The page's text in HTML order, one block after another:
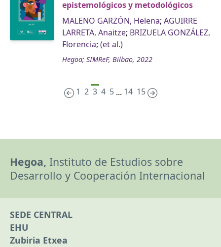
epistemológicos y metodológicos
MALENO GARZÓN, Helena; AGUIRRE
LARRETA, Anaitze; BRIZUELA GONZÁLEZ,
Florencia; (et al.)
Hegoa; SIMReF, Bilbao, 2022
1 2 3 4 5 ... 14 15
Hegoa, Instituto de Estudios sobre
Desarrollo y Cooperación Internacional
SEDE CENTRAL
EHU
Zubiria Etxea